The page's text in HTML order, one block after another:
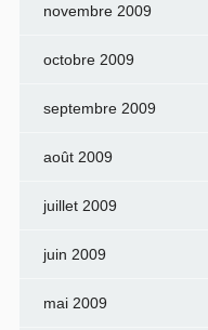
novembre 2009
octobre 2009
septembre 2009
août 2009
juillet 2009
juin 2009
mai 2009